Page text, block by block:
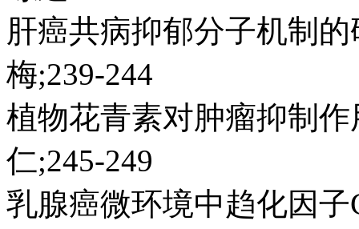
肝癌共病抑郁分子机制
梅;239-244
植物花青素对肿瘤抑制
仁;245-249
乳腺癌微环境中趋化因